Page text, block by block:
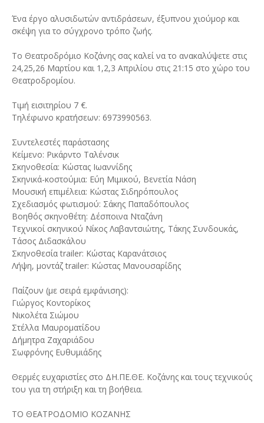
Ένα έργο αλυσιδωτών αντιδράσεων, έξυπνου χιούμορ και
σκέψη για το σύγχρονο τρόπο ζωής.
Το Θεατροδρόμιο Κοζάνης σας καλεί να το ανακαλύψετε στις
24,25,26 Μαρτίου και 1,2,3 Απριλίου στις 21:15 στο χώρο του
Θεατροδρομίου.
Τιμή εισιτηρίου 7 €.
Τηλέφωνο κρατήσεων: 6973990563.
Συντελεστές παράστασης
Κείμενο: Ρικάρντο Ταλένσικ
Σκηνοθεσία: Κώστας Ιωαννίδης
Σκηνικά-κοστούμια: Εύη Μιμικού, Βενετία Νάση
Μουσική επιμέλεια: Κώστας Σιδηρόπουλος
Σχεδιασμός φωτισμού: Σάκης Παπαδόπουλος
Βοηθός σκηνοθέτη: Δέσποινα Νταζάνη
Τεχνικοί σκηνικού Νίκος Λαβαντσιώτης, Τάκης Συνδουκάς,
Τάσος Διδασκάλου
Σκηνοθεσία trailer: Κώστας Καρανάτσιος
Λήψη, μοντάζ trailer: Κώστας Μανουσαρίδης
Παίζουν (με σειρά εμφάνισης):
Γιώργος Κοντορίκος
Νικολέτα Σιώμου
Στέλλα Μαυροματίδου
Δήμητρα Ζαχαριάδου
Σωφρόνης Ευθυμιάδης
Θερμές ευχαριστίες στο ΔΗ.ΠΕ.ΘΕ. Κοζάνης και τους τεχνικούς
του για τη στήριξη και τη βοήθεια.
ΤΟ ΘΕΑΤΡΟΔΟΜΙΟ ΚΟΖΑΝΗΣ